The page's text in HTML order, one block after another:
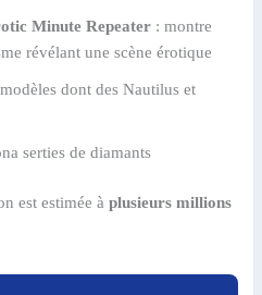
Minute Repeater : montre
révélant une scène érotique
dont des Nautilus et
serties de diamants
est estimée àplusieurs millions